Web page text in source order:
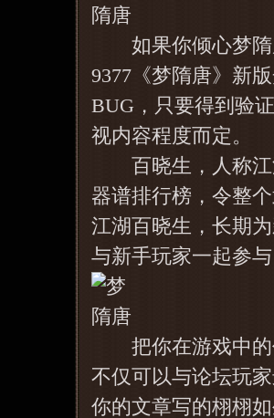
如果你倾心梦隋
9377《梦隋唐》新
BUG，只要得到验
视内容程度而定。
百晓生，人称江
器谱排行榜，令整
江湖百晓生，长期
与新手玩家一起参
把你在游戏中的
不仅可以与论坛玩
你的文章写的栩栩